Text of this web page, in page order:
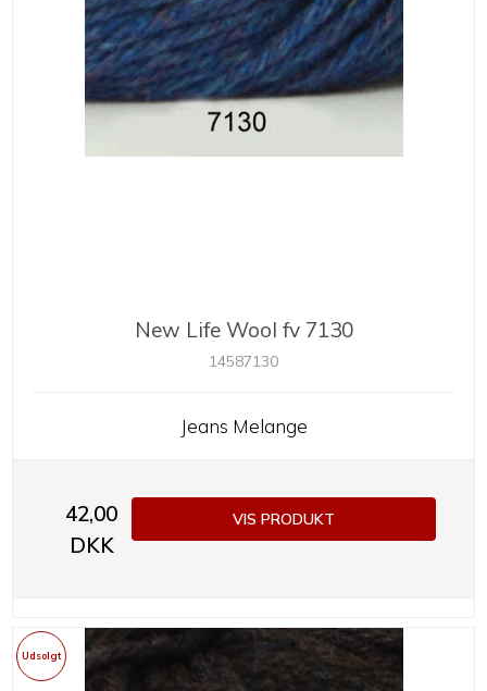
New Life Wool fv 7130
14587130
Jeans Melange
42,00
DKK
VIS PRODUKT
Udsolgt